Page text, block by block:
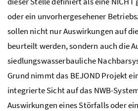
oder ein unvorhergesehener
sollen nicht nur Auswirkungen auf
beurteilt werden, sondern auch die
siedlungswasserbauliche
Grund nimmt das BEJOND Projekt
integrierte Sicht auf das NWB-
Auswirkungen eines Störfalls oder